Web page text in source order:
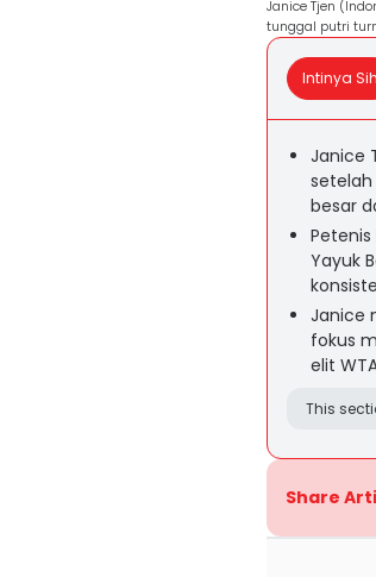
Janice Tjen
tunggal putri
Intinya Sih
Janice
setelah
besar
Yayuk
Janice
fokus
elit
This
Share